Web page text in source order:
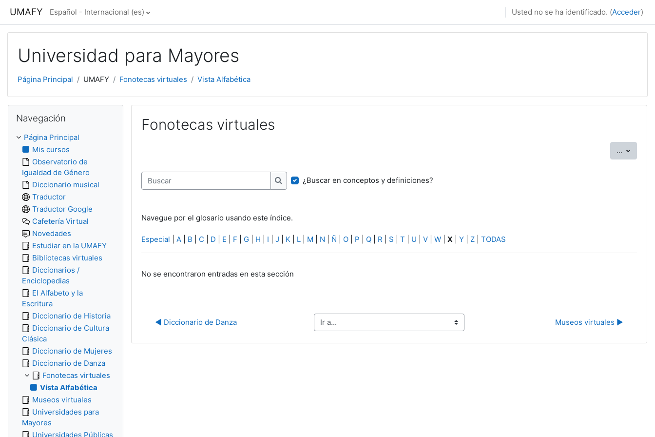
UMAFY Español - Internacional ‎(es)‎ Usted no se ha identificado. (Acceder)
Universidad para Mayores
Página Principal UMAFY Fonotecas virtuales Vista Alfabética
Fonotecas virtuales
...
Buscar
Buscar
¿Buscar en conceptos y definiciones?
Navegue por el glosario usando este índice.
Especial A| B C D E F G| H I J K L| M N Ñ O| P Q| R S T U V| W| X Y| Z| TODAS
No se encontraron entradas en esta sección
◀︎ Diccionario de Danza Ir a... Museos virtuales ▶︎
Navegación
Página Principal
Mis cursos
Observatorio de
Igualdad de Género
Diccionario musical
Traductor
Traductor Google
Cafetería Virtual
Novedades
Estudiar en la UMAFY
Bibliotecas virtuales
Diccionarios /
Enciclopedias
El Alfabeto y la
Escritura
Diccionario de Historia
Diccionario de Cultura
Clásica
Diccionario de Mujeres
Diccionario de Danza
Fonotecas virtuales
Vista Alfabética
Museos virtuales
Universidades para
Mayores
Universidades Públicas